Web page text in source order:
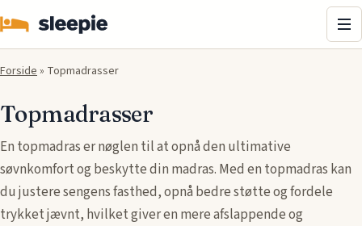
Forside» Topmadrasser
Topmadrasser
En topmadras er nøglen til at opnå den ultimative
søvnkomfort og beskytte din madras. Med en topmadras kan
du justere sengens fasthed, opnå bedre støtte og fordele
trykket jævnt, hvilket giver en mere afslappende og